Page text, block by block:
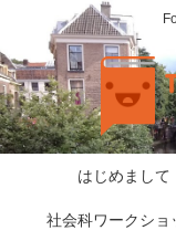
はじめまして
社会科ワークショ